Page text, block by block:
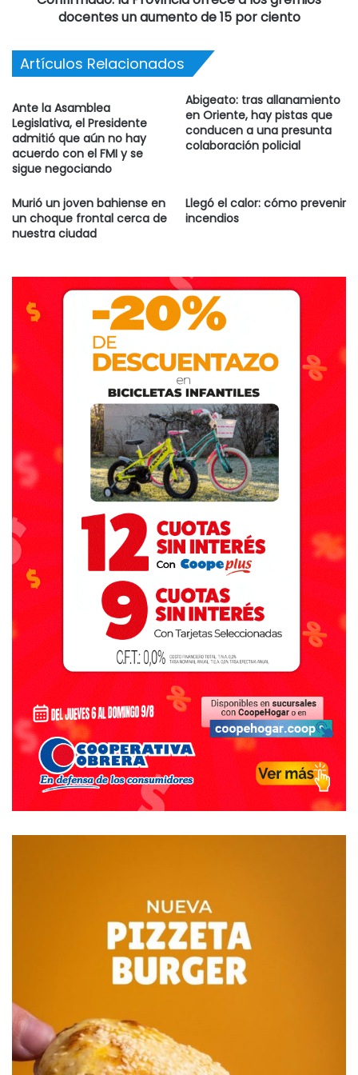
mañana por Miguel Marcos, propietario de Carnicería La
La víctima denunció que los ladrones entraron al comercio
por el fondo y se llevaron mercadería.
docentes un aumento de 15 por ciento
Artículos Relacionados
Ante la Asamblea
Legislativa, el Presidente
admitió que aún no hay
acuerdo con el FMI y se
sigue negociando
Abigeato: tras allanamiento
en Oriente, hay pistas que
conducen a una presunta
colaboración policial
Murió un joven bahiense en
un choque frontal cerca de
nuestra ciudad
Llegó el calor: cómo prevenir
incendios